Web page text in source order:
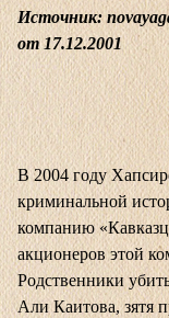
Источник:
от 17.12.2001
В 2004 году
криминальной
компанию
акционеров этой
Родственники
Али Каитова, зятя